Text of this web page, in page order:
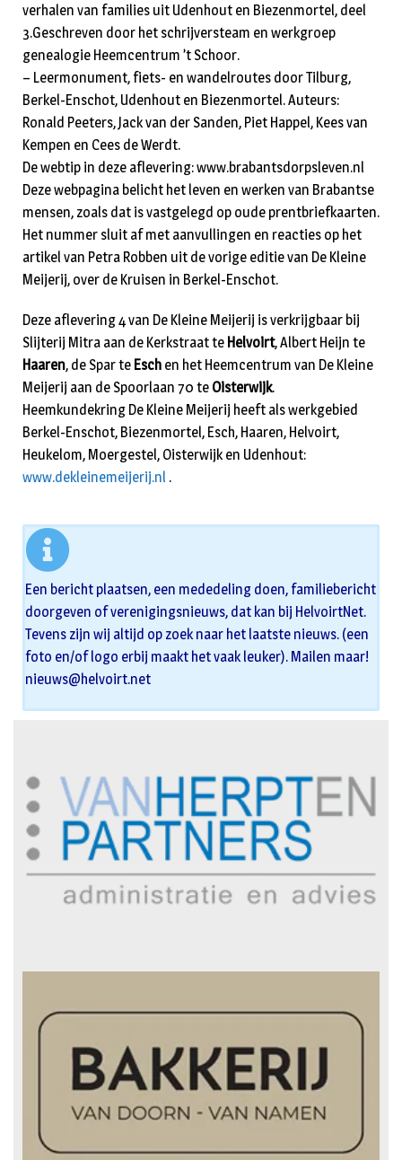
verhalen van families uit Udenhout en Biezenmortel, deel
3.Geschreven door het schrijversteam en werkgroep
genealogie Heemcentrum ’t Schoor.
– Leermonument, fiets- en wandelroutes door Tilburg,
Berkel-Enschot, Udenhout en Biezenmortel. Auteurs:
Ronald Peeters, Jack van der Sanden, Piet Happel, Kees van
Kempen en Cees de Werdt.
De webtip in deze aflevering: www.brabantsdorpsleven.nl
Deze webpagina belicht het leven en werken van Brabantse
mensen, zoals dat is vastgelegd op oude prentbriefkaarten.
Het nummer sluit af met aanvullingen en reacties op het
artikel van Petra Robben uit de vorige editie van De Kleine
Meijerij, over de Kruisen in Berkel-Enschot.
Deze aflevering 4 van De Kleine Meijerij is verkrijgbaar bij
Slijterij Mitra aan de Kerkstraat te Helvoirt, Albert Heijn te
Haaren, de Spar te Esch en het Heemcentrum van De Kleine
Meijerij aan de Spoorlaan 70 te Oisterwijk.
Heemkundekring De Kleine Meijerij heeft als werkgebied
Berkel-Enschot, Biezenmortel, Esch, Haaren, Helvoirt,
Heukelom, Moergestel, Oisterwijk en Udenhout:
www.dekleinemeijerij.nl .
Een bericht plaatsen, een mededeling doen, familiebericht
doorgeven of verenigingsnieuws, dat kan bij HelvoirtNet.
Tevens zijn wij altijd op zoek naar het laatste nieuws. (een
foto en/of logo erbij maakt het vaak leuker). Mailen maar!
nieuws@helvoirt.net